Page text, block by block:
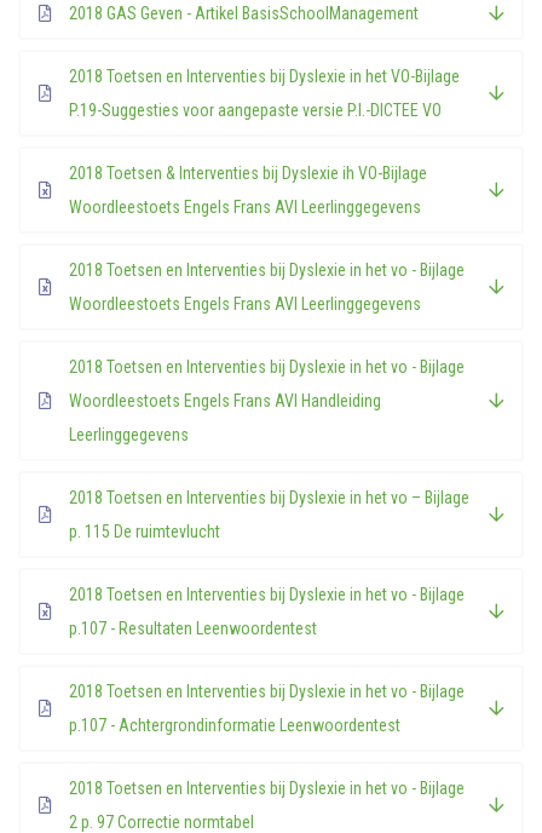
2018 GAS Geven - Artikel BasisSchoolManagement
2018 Toetsen en Interventies bij Dyslexie in het VO-Bijlage
P.19-Suggesties voor aangepaste versie P.I.-DICTEE VO
2018 Toetsen & Interventies bij Dyslexie ih VO-Bijlage
Woordleestoets Engels Frans AVI Leerlinggegevens
2018 Toetsen en Interventies bij Dyslexie in het vo - Bijlage
Woordleestoets Engels Frans AVI Leerlinggegevens
2018 Toetsen en Interventies bij Dyslexie in het vo - Bijlage
Woordleestoets Engels Frans AVI Handleiding
Leerlinggegevens
2018 Toetsen en Interventies bij Dyslexie in het vo – Bijlage
p. 115 De ruimtevlucht
2018 Toetsen en Interventies bij Dyslexie in het vo - Bijlage
p.107 - Resultaten Leenwoordentest
2018 Toetsen en Interventies bij Dyslexie in het vo - Bijlage
p.107 - Achtergrondinformatie Leenwoordentest
2018 Toetsen en Interventies bij Dyslexie in het vo - Bijlage
2 p. 97 Correctie normtabel